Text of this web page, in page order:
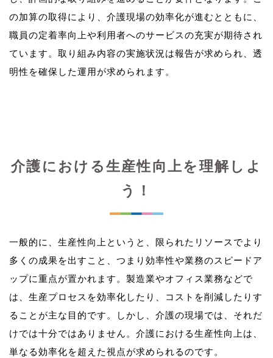
の加算の取得により、介護現場の効率化が進むとともに、
職員の定着率向上や利用者へのサービスの充実が期待され
ています。取り組み内容の実施状況は報告が求められ、透
介護における生産性向上を理解しよ
う！
一般的に、生産性向上というと、限られたリソースでより
多くの成果を出すこと、つまり効率性や業務のスピードア
ップに重点が置かれます。製造業やオフィス業務などで
は、生産プロセスを効率化したり、コストを削減したりす
ることが主な目的です。しかし、介護の現場では、それだ
けでは十分ではありません。介護における生産性向上は、
単なる効率化を超えた視点が求められるのです。